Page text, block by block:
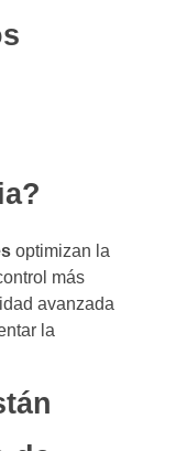
optimizan la
más
avanzada
la